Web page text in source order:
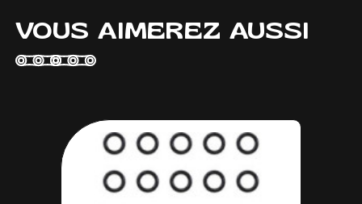
VOUS AIMEREZ AUSSI